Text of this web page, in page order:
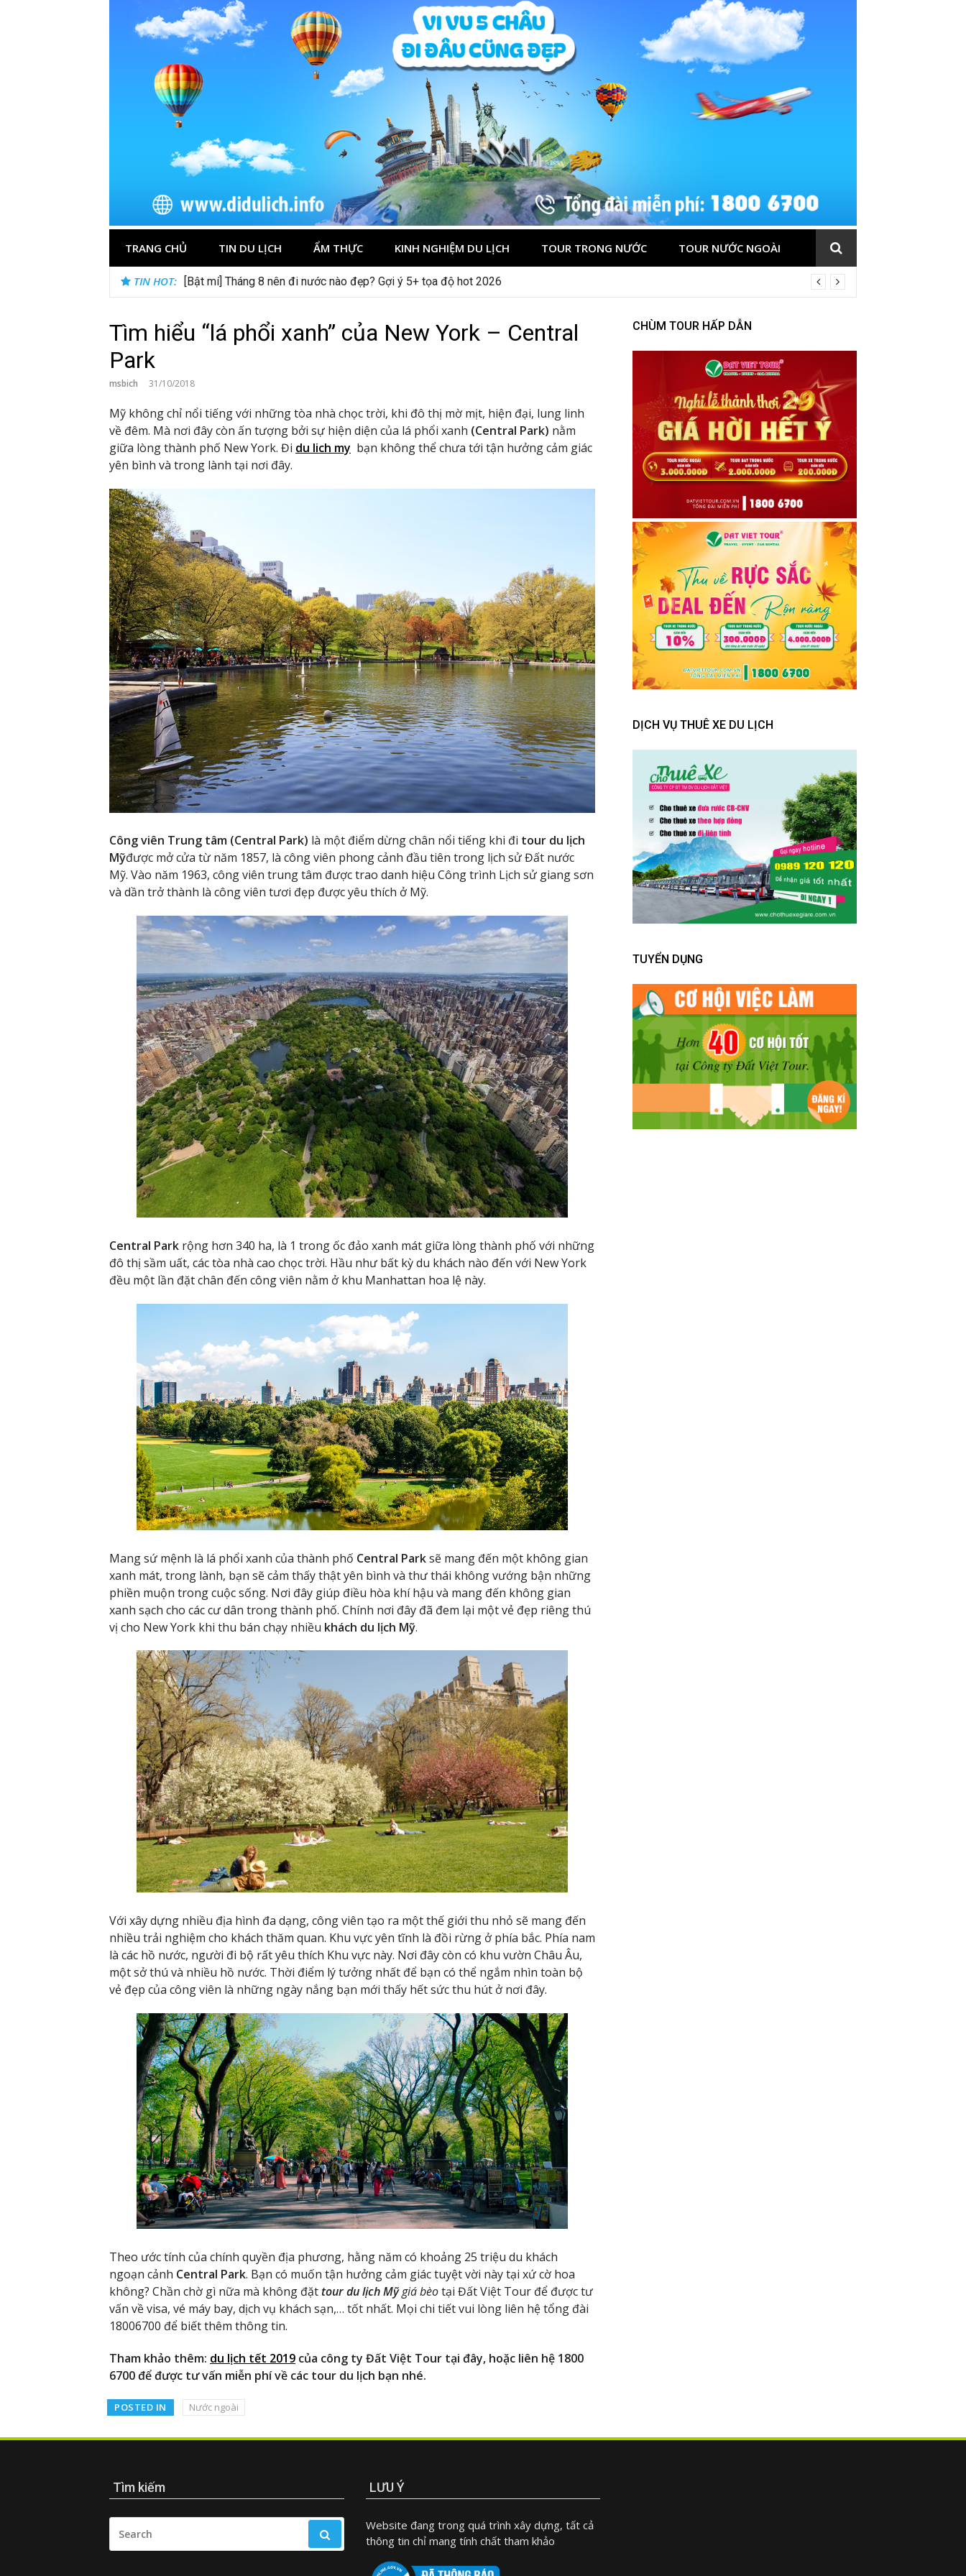
TRANG CHỦ TIN DU LỊCH ẨM THỰC KINH NGHIỆM DU LỊCH TOUR TRONG NƯỚC TOUR NƯỚC NGOÀI
TIN HOT: [Bật mí] Tháng 8 nên đi nước nào đẹp? Gợi ý 5+ tọa độ hot 2026
Tìm hiểu “lá phổi xanh” của New York – Central
Park
msbich 31/10/2018
Mỹ không chỉ nổi tiếng với những tòa nhà chọc trời, khi đô thị mờ mịt, hiện đại, lung linh
về đêm. Mà nơi đây còn ấn tượng bởi sự hiện diện của lá phổi xanh (Central Park) nằm
giữa lòng thành phố New York. Đi du lich my bạn không thể chưa tới tận hưởng cảm giác
yên bình và trong lành tại nơi đây.
Công viên Trung tâm (Central Park) là một điểm dừng chân nổi tiếng khi đi tour du lịch
Mỹđược mở cửa từ năm 1857, là công viên phong cảnh đầu tiên trong lịch sử Đất nước
Mỹ. Vào năm 1963, công viên trung tâm được trao danh hiệu Công trình Lịch sử giang sơn
và dần trở thành là công viên tươi đẹp được yêu thích ở Mỹ.
Central Park rộng hơn 340 ha, là 1 trong ốc đảo xanh mát giữa lòng thành phố với những
đô thị sầm uất, các tòa nhà cao chọc trời. Hầu như bất kỳ du khách nào đến với New York
đều một lần đặt chân đến công viên nằm ở khu Manhattan hoa lệ này.
Mang sứ mệnh là lá phổi xanh của thành phố Central Parksẽ mang đến một không gian
xanh mát, trong lành, bạn sẽ cảm thấy thật yên bình và thư thái không vướng bận những
phiền muộn trong cuộc sống. Nơi đây giúp điều hòa khí hậu và mang đến không gian
xanh sạch cho các cư dân trong thành phố. Chính nơi đây đã đem lại một vẻ đẹp riêng thú
vị cho New York khi thu bán chạy nhiều khách du lịch Mỹ.
Với xây dựng nhiều địa hình đa dạng, công viên tạo ra một thế giới thu nhỏ sẽ mang đến
nhiều trải nghiệm cho khách thăm quan. Khu vực yên tĩnh là đồi rừng ở phía bắc. Phía nam
là các hồ nước, người đi bộ rất yêu thích Khu vực này. Nơi đây còn có khu vườn Châu Âu,
một sở thú và nhiều hồ nước. Thời điểm lý tưởng nhất để bạn có thể ngắm nhìn toàn bộ
vẻ đẹp của công viên là những ngày nắng bạn mới thấy hết sức thu hút ở nơi đây.
Theo ước tính của chính quyền địa phương, hằng năm có khoảng 25 triệu du khách
ngoạn cảnh Central Park. Bạn có muốn tận hưởng cảm giác tuyệt vời này tại xứ cờ hoa
không? Chần chờ gì nữa mà không đặttour du lịch Mỹgiá bèotại Đất Việt Tour để được tư
vấn về visa, vé máy bay, dịch vụ khách sạn,… tốt nhất. Mọi chi tiết vui lòng liên hệ tổng đài
18006700 để biết thêm thông tin.
Tham khảo thêm: du lịch tết 2019 của công ty Đất Việt Tour tại đây, hoặc liên hệ 1800
6700 để được tư vấn miễn phí về các tour du lịch bạn nhé.
POSTED IN Nước ngoài
CHÙM TOUR HẤP DẪN
DỊCH VỤ THUÊ XE DU LỊCH
TUYỂN DỤNG
Tìm kiếm
FOR:
LƯU Ý
Website đang trong quá trình xây dựng, tất cả
thông tin chỉ mang tính chất tham khảo